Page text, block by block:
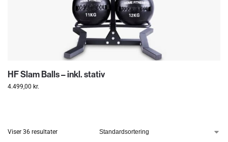
HF Slam Balls – inkl. stativ
4.499,00 kr.
Viser 36 resultater